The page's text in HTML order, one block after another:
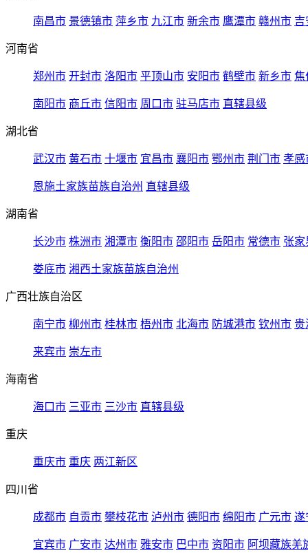
南昌市 景德镇市 萍乡市 九江市 新余市 鹰潭市 赣州市 吉
河南省
郑州市 开封市 洛阳市 平顶山市 安阳市 鹤壁市 新乡市 焦
南阳市 商丘市 信阳市 周口市 驻马店市 直辖县级
湖北省
武汉市 黄石市 十堰市 宜昌市 襄阳市 鄂州市 荆门市 孝感
恩施土家族苗族自治州 直辖县级
湖南省
长沙市 株洲市 湘潭市 衡阳市 邵阳市 岳阳市 常德市 张家
娄底市 湘西土家族苗族自治州
广西壮族自治区
南宁市 柳州市 桂林市 梧州市 北海市 防城港市 钦州市 贵
来宾市 崇左市
海南省
海口市 三亚市 三沙市 直辖县级
重庆
重庆市 重庆 两江新区
四川省
成都市 自贡市 攀枝花市 泸州市 德阳市 绵阳市 广元市 遂
宜宾市 广安市 达州市 雅安市 巴中市 资阳市 阿坝藏族羌